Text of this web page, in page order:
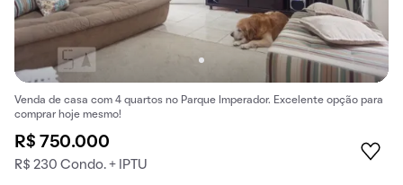
Venda de casa com 4 quartos no Parque Imperador. Excelente opção para
comprar hoje mesmo!
R$ 750.000
R$ 230 Condo. + IPTU